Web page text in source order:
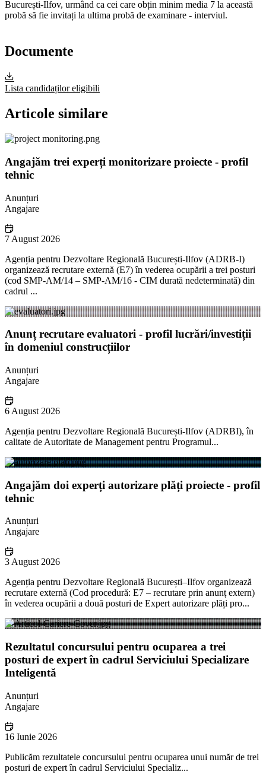
București-Ilfov, urmând ca cei care obțin minim media 7 la această
probă să fie invitați la ultima probă de examinare - interviul.
Documente
Lista candidaților eligibili
Articole similare
Angajăm trei experți monitorizare proiecte - profil
tehnic
Anunțuri
Angajare
7 August 2026
Agenția pentru Dezvoltare Regională București-Ilfov (ADRB-I)
organizează recrutare externă (E7) în vederea ocupării a trei posturi
(cod SMP-AM/14 – SMP-AM/16 - CIM durată nedeterminată) din
cadrul ...
Anunț recrutare evaluatori - profil lucrări/investiții
în domeniul construcțiilor
Anunțuri
Angajare
6 August 2026
Agenția pentru Dezvoltare Regională București-Ilfov (ADRBI), în
calitate de Autoritate de Management pentru Programul...
Angajăm doi experți autorizare plăți proiecte - profil
tehnic
Anunțuri
Angajare
3 August 2026
Agenția pentru Dezvoltare Regională București–Ilfov organizează
recrutare externă (Cod procedură: E7 – recrutare prin anunț extern)
în vederea ocupării a două posturi de Expert autorizare plăți pro...
Rezultatul concursului pentru ocuparea a trei
posturi de expert în cadrul Serviciului Specializare
Inteligentă
Anunțuri
Angajare
16 Iunie 2026
Publicăm rezultatele concursului pentru ocuparea unui număr de trei
posturi de expert în cadrul Serviciului Specializ...